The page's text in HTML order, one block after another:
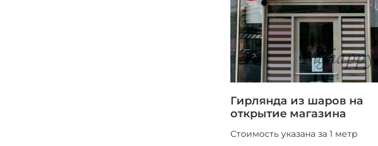
Гирлянда из шаров на
открытие магазина
Стоимость указана за 1 метр